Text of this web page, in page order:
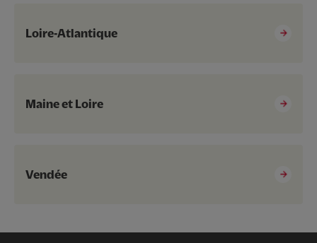
Loire-Atlantique
Maine et Loire
Vendée